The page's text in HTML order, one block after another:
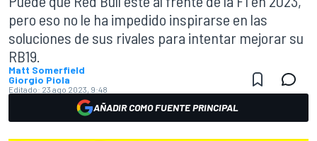
pero eso no le ha impedido inspirarse en las
soluciones de sus rivales para intentar mejorar su
RB19.
Matt Somerfield
Giorgio Piola
Editado: 23 ago 2023, 9:48
AÑADIR COMO FUENTE PRINCIPAL